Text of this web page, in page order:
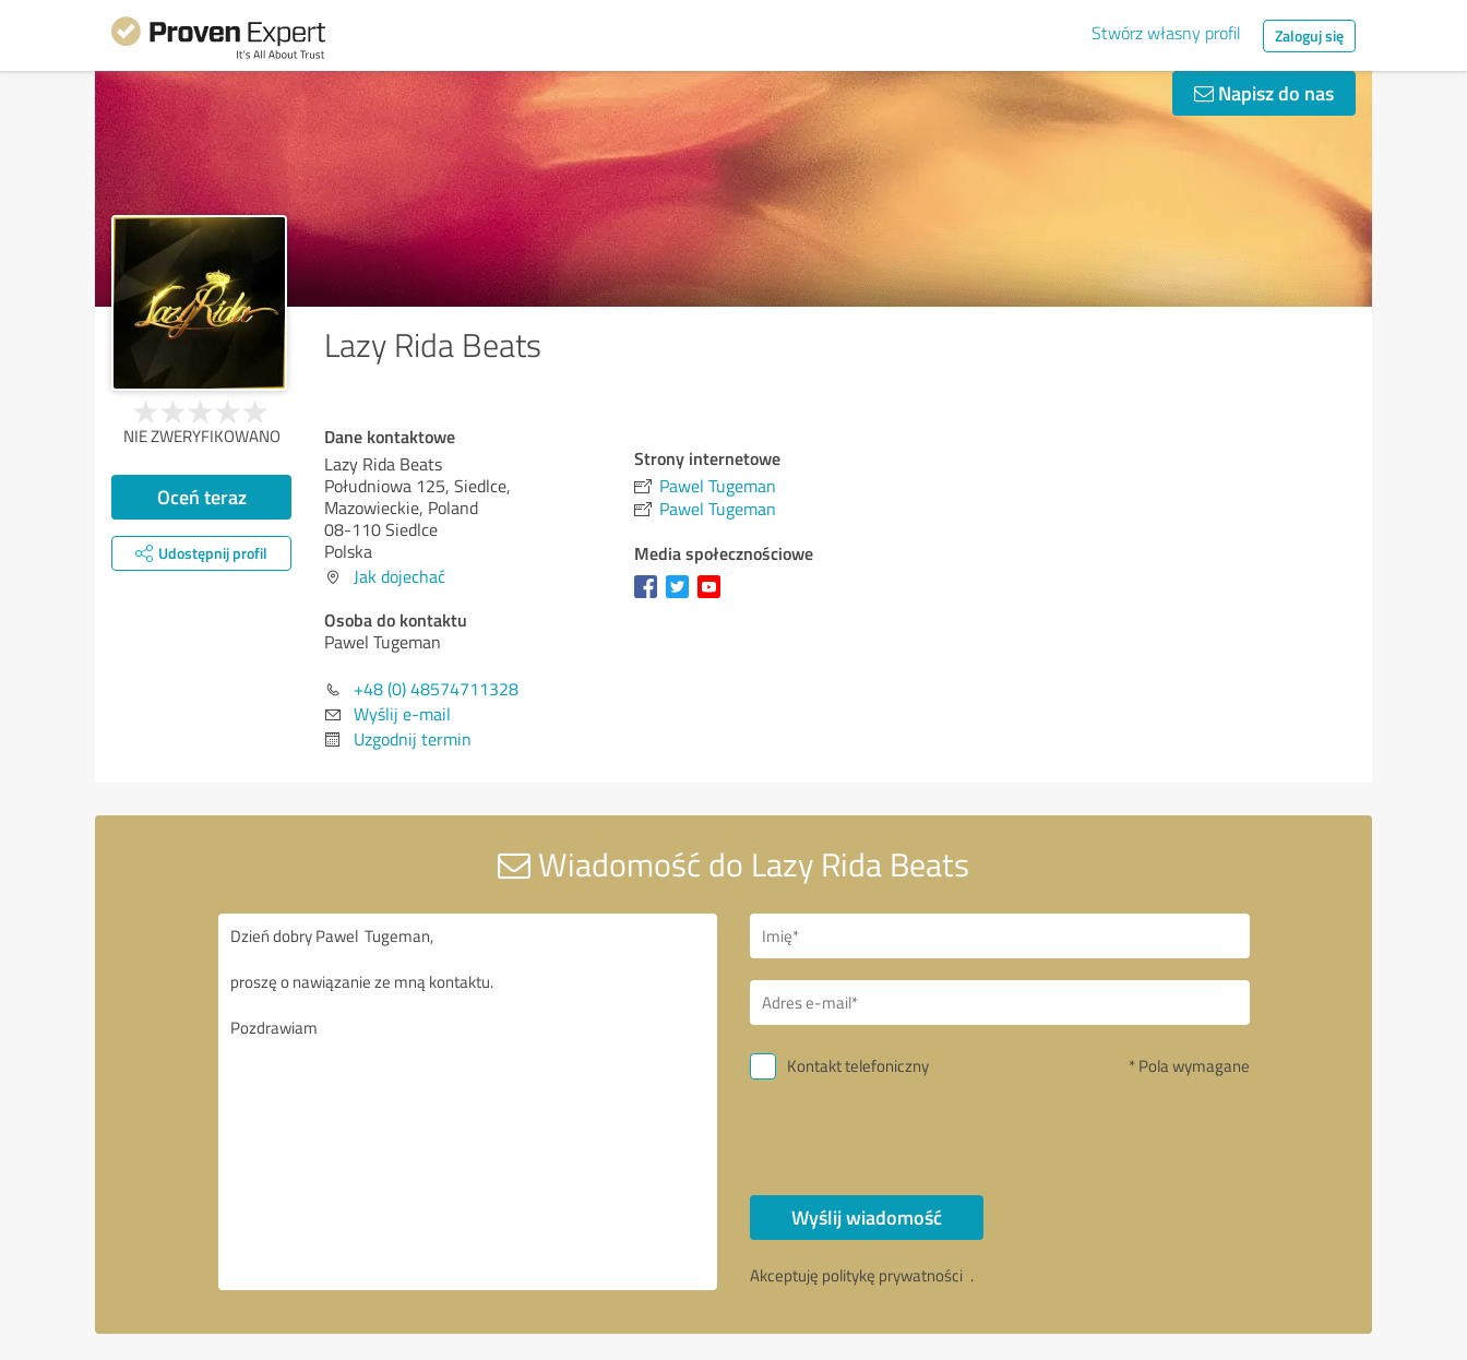
Stwórz własny profil Zaloguj się
Napisz do nas
Lazy Rida Beats
NIE ZWERYFIKOWANO
Oceń teraz
Udostępnij profil
Dane kontaktowe
Lazy Rida Beats
Południowa 125, Siedlce,
Mazowieckie, Poland
08-110 Siedlce
Polska
Jak dojechać
Osoba do kontaktu
Pawel Tugeman
+48 (0) 48574711328
Wyślij e-mail
Uzgodnij termin
Strony internetowe
Pawel Tugeman
Pawel Tugeman
Media społecznościowe
Wiadomość do Lazy Rida Beats
Kontakt telefoniczny * Pola wymagane
Wyślij wiadomość
Akceptuję politykę prywatności .